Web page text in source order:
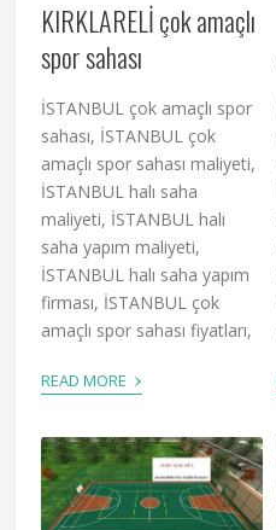
KIRKLARELİ çok amaçlı
spor sahası
İSTANBUL çok amaçlı spor
sahası, İSTANBUL çok
amaçlı spor sahası maliyeti,
İSTANBUL halı saha
maliyeti, İSTANBUL halı
saha yapım maliyeti,
İSTANBUL halı saha yapım
firması, İSTANBUL çok
amaçlı spor sahası fiyatları,
READ MORE ›